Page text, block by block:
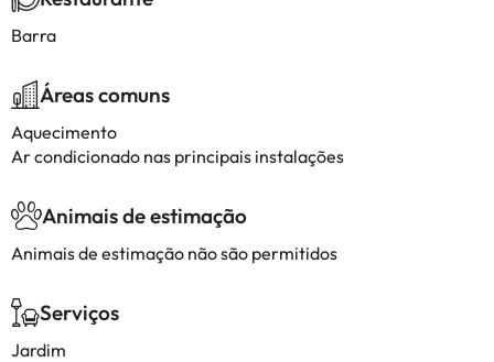
Barra
Áreas comuns
Aquecimento
Ar condicionado nas principais instalações
Animais de estimação
Animais de estimação não são permitidos
Serviços
Jardim